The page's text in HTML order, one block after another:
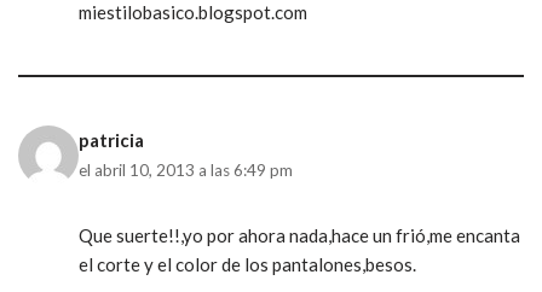
miestilobasico.blogspot.com
patricia
el abril 10, 2013 a las 6:49 pm
Que suerte!!,yo por ahora nada,hace un frió,me encanta
el corte y el color de los pantalones,besos.